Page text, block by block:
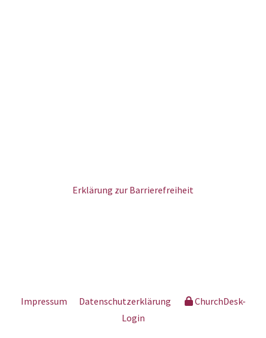
Erklärung zur Barrierefreiheit
Impressum Datenschutzerklärung
ChurchDesk-
Login